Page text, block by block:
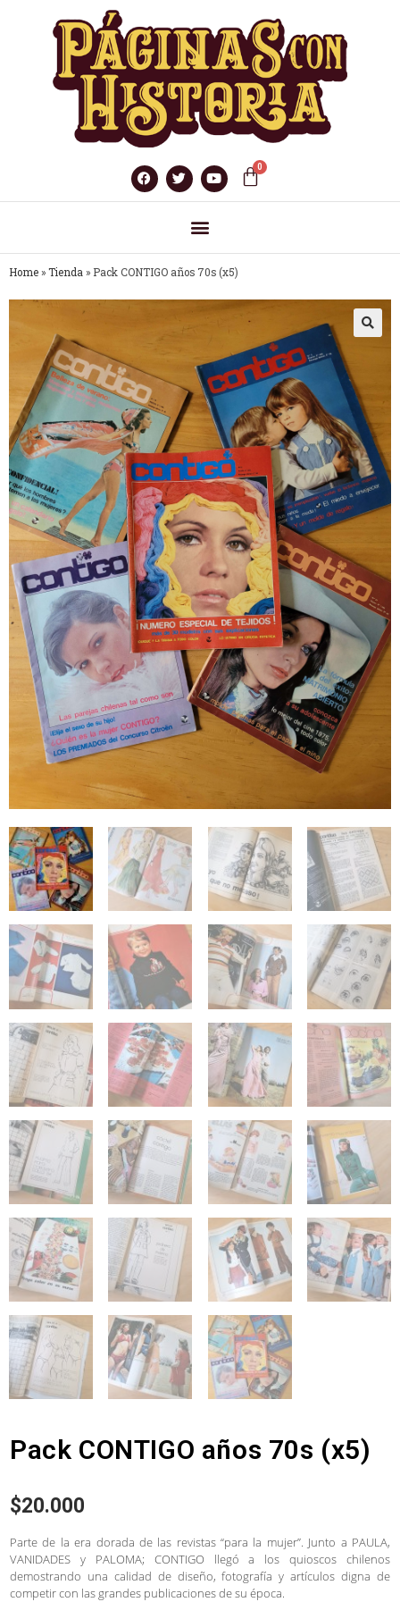
Home » Tienda » Pack CONTIGO años 70s (x5)
Pack CONTIGO años 70s (x5)
$20.000
Parte de la era dorada de las revistas “para la mujer”. Junto a PAULA,
VANIDADES y PALOMA; CONTIGO llegó a los quioscos chilenos
demostrando una calidad de diseño, fotografía y artículos digna de
competir con las grandes publicaciones de su época.